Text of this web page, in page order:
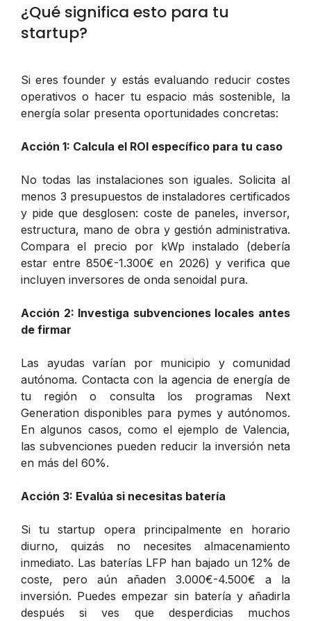
¿Qué significa esto para tu
startup?
Si eres founder y estás evaluando reducir costes
operativos o hacer tu espacio más sostenible, la
energía solar presenta oportunidades concretas:
Acción 1: Calcula el ROI específico para tu caso
No todas las instalaciones son iguales. Solicita al
menos 3 presupuestos de instaladores certificados
y pide que desglosen: coste de paneles, inversor,
estructura, mano de obra y gestión administrativa.
Compara el precio por kWp instalado (debería
estar entre 850€-1.300€ en 2026) y verifica que
incluyen inversores de onda senoidal pura.
Acción 2: Investiga subvenciones locales antes
de firmar
Las ayudas varían por municipio y comunidad
autónoma. Contacta con la agencia de energía de
tu región o consulta los programas Next
Generation disponibles para pymes y autónomos.
En algunos casos, como el ejemplo de Valencia,
las subvenciones pueden reducir la inversión neta
en más del 60%.
Acción 3: Evalúa si necesitas batería
Si tu startup opera principalmente en horario
diurno, quizás no necesites almacenamiento
inmediato. Las baterías LFP han bajado un 12% de
coste, pero aún añaden 3.000€-4.500€ a la
inversión. Puedes empezar sin batería y añadirla
después si ves que desperdicias muchos